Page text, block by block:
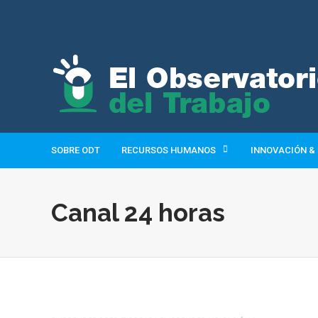
SOBRE ODT RECURSOS HUMANOS INNOVACIÓN &
Canal 24 horas